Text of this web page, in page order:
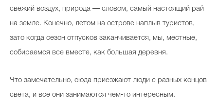
свежий воздух, природа — словом, самый настоящий рай
на земле. Конечно, летом на острове наплыв туристов,
зато когда сезон отпусков заканчивается, мы, местные,
собираемся все вместе, как большая деревня.
Что замечательно, сюда приезжают люди с разных концов
света, и все они занимаются чем-то интересным.